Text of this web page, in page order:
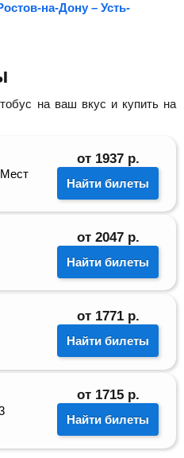
на-Дону – Усть-
на ваш вкус и купить на
от 1937 р.
Найти билеты
от 2047 р.
Найти билеты
от 1771 р.
Найти билеты
от 1715 р.
Найти билеты